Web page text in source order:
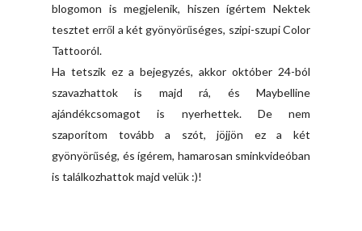
blogomon is megjelenik, hiszen ígértem Nektek
tesztet erről a két gyönyörűséges, szipi-szupi Color
Tattooról.
Ha tetszik ez a bejegyzés, akkor október 24-ból
szavazhattok is majd rá, és Maybelline
ajándékcsomagot is nyerhettek. De nem
szaporítom tovább a szót, jöjjön ez a két
gyönyörűség, és ígérem, hamarosan sminkvideóban
is találkozhattok majd velük :)!